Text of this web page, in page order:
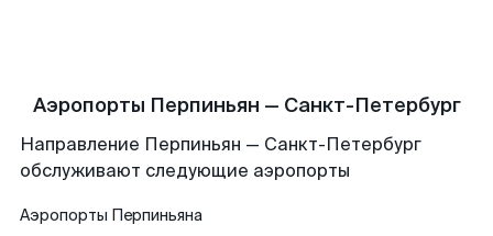
Аэропорты Перпиньян — Санкт-Петербург
Направление Перпиньян — Санкт-Петербург
обслуживают следующие аэропорты
Аэропорты Перпиньяна